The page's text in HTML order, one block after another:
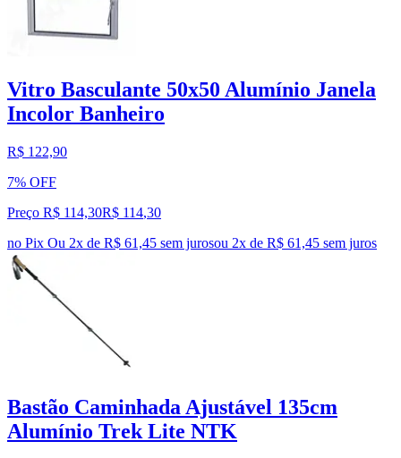
Vitro Basculante 50x50 Alumínio Janela
Incolor Banheiro
R$ 122,90
7% OFF
Preço R$ 114,30R$ 114,30
no Pix Ou 2x de R$ 61,45 sem jurosou 2x de R$ 61,45 sem juros
Bastão Caminhada Ajustável 135cm
Alumínio Trek Lite NTK